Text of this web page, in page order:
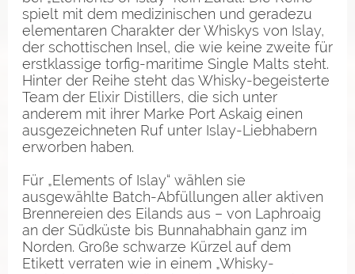
spielt mit dem medizinischen und geradezu
elementaren Charakter der Whiskys von Islay,
der schottischen Insel, die wie keine zweite für
erstklassige torfig-maritime Single Malts steht.
Hinter der Reihe steht das Whisky-begeisterte
Team der Elixir Distillers, die sich unter
anderem mit ihrer Marke Port Askaig einen
ausgezeichneten Ruf unter Islay-Liebhabern
erworben haben.
Für „Elements of Islay“ wählen sie
ausgewählte Batch-Abfüllungen aller aktiven
Brennereien des Eilands aus – von Laphroaig
an der Südküste bis Bunnahabhain ganz im
Norden. Große schwarze Kürzel auf dem
Etikett verraten wie in einem „Whisky-